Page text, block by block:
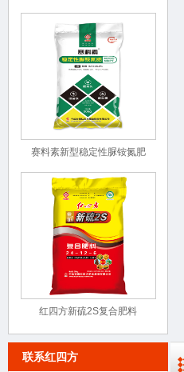
赛料素新型稳定性脲铵氮肥
红四方新硫2S复合肥料
联系红四方